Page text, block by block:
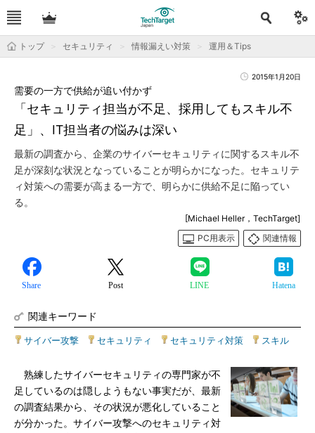
トップ セキュリティ 情報漏えい対策 運用＆Tips
2015年1月20日
「セキュリティ担当が不足、採用してもスキル不
足」、IT担当者の悩みは深い
需要の一方で供給が追い付かず
最新の調査から、企業のサイバーセキュリティに関するスキル不
足が深刻な状況となっていることが明らかになった。セキュリテ
ィ対策への需要が高まる一方で、明らかに供給不足に陥ってい
る。
[Michael Heller，TechTarget]
PC用表示
関連情報
Share Post LINE Hatena
関連キーワード
サイバー攻撃 セキュリティ セキュリティ対策 スキル
熟練したサイバーセキュリティの専門家が不
足しているのは隠しようもない事実だが、最新
の調査結果から、その状況が悪化していること
が分かった。サイバー攻撃へのセキュリティ対